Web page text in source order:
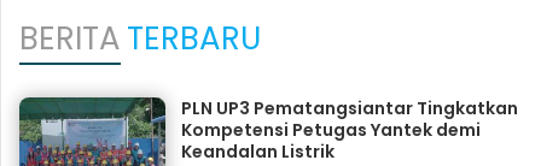
BERITATERBARU
PLN UP3 Pematangsiantar Tingkatkan
Kompetensi Petugas Yantek demi
Keandalan Listrik